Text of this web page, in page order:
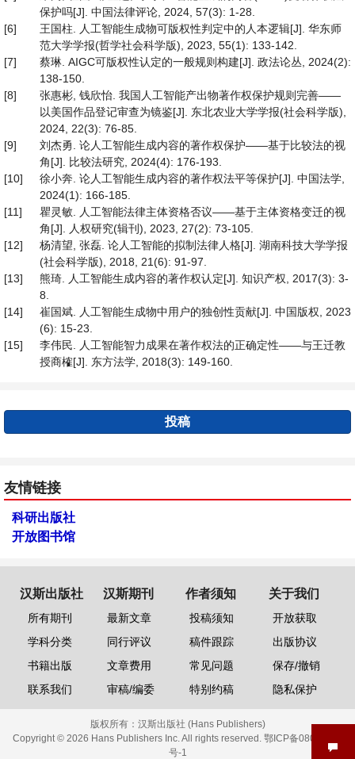
保护吗[J]. 中国法律评论, 2024, 57(3): 1-28.
[6]
王国柱. 人工智能生成物可版权性判定中的人本逻辑[J]. 华东师
范大学学报(哲学社会科学版), 2023, 55(1): 133-142.
[7]
蔡琳. AIGC可版权性认定的一般规则构建[J]. 政法论丛, 2024(2):
138-150.
[8]
张惠彬, 钱欣怡. 我国人工智能产出物著作权保护规则完善——
以美国作品登记审查为镜鉴[J]. 东北农业大学学报(社会科学版),
2024, 22(3): 76-85.
[9]
刘杰勇. 论人工智能生成内容的著作权保护——基于比较法的视
角[J]. 比较法研究, 2024(4): 176-193.
[10]
徐小奔. 论人工智能生成内容的著作权法平等保护[J]. 中国法学,
2024(1): 166-185.
[11]
瞿灵敏. 人工智能法律主体资格否议——基于主体资格变迁的视
角[J]. 人权研究(辑刊), 2023, 27(2): 73-105.
[12]
杨清望, 张磊. 论人工智能的拟制法律人格[J]. 湖南科技大学学报
(社会科学版), 2018, 21(6): 91-97.
[13]
熊琦. 人工智能生成内容的著作权认定[J]. 知识产权, 2017(3): 3-
8.
[14]
崔国斌. 人工智能生成物中用户的独创性贡献[J]. 中国版权, 2023
(6): 15-23.
[15]
李伟民. 人工智能智力成果在著作权法的正确定性——与王迁教
授商榷[J]. 东方法学, 2018(3): 149-160.
投稿
友情链接
科研出版社
开放图书馆
汉斯出版社
所有期刊
学科分类
书籍出版
联系我们
汉斯期刊
最新文章
同行评议
文章费用
审稿/编委
作者须知
投稿须知
稿件跟踪
常见问题
特别约稿
关于我们
开放获取
出版协议
保存/撤销
隐私保护
版权所有： 汉斯出版社 (Hans Publishers)
Copyright © 2026 Hans Publishers Inc. All rights reserved. 鄂ICP备08006613
号-1